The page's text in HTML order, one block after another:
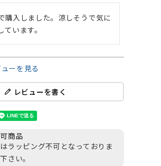
購入しました。涼しそうで気に
います。
ーを見る
レビューを書く
商品
ラッピング不可となっておりま
さい。